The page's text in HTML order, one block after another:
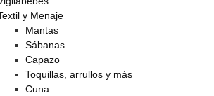
y Menaje
Mantas
Sábanas
Capazo
Toquillas, arrullos y más
Cuna